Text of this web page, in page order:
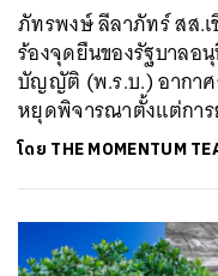
ภัทรพงษ์ ลีลาภัทร์ สส.เ
ร้องจุดยืนของรัฐบาลอ
บัญญัติ (พ.ร.บ.) อากาศ
หยุดพิจารณาตั้งแต่กา
โดย THE MOMENTUM